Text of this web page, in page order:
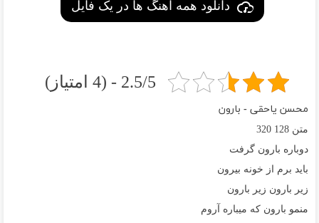
دانلود همه آهنگ ها در یک فایل
2.5/5 - (4 امتیاز)
محسن یاحقی - بارون
متن 128
320
دوباره بارون گرفت
باید برم از خونه بیرون
زیر بارون زیر بارون
منمو‌ بارون که‌‌ میباره آروم